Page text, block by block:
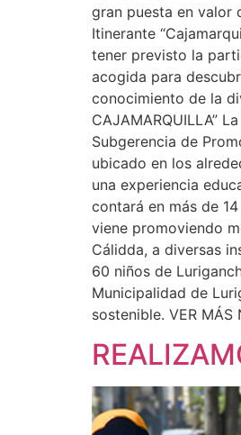
gran puesta en valor
Itinerante
tener previsto la
acogida para
conocimiento de la
CAJAMARQUILLA”
Subgerencia de
ubicado en los
una experiencia
contará en más de
viene promoviendo
Cálidda, a diversas
60 niños de
Municipalidad de
sostenible. VER MÁS